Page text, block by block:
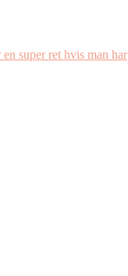
super ret hvis man har